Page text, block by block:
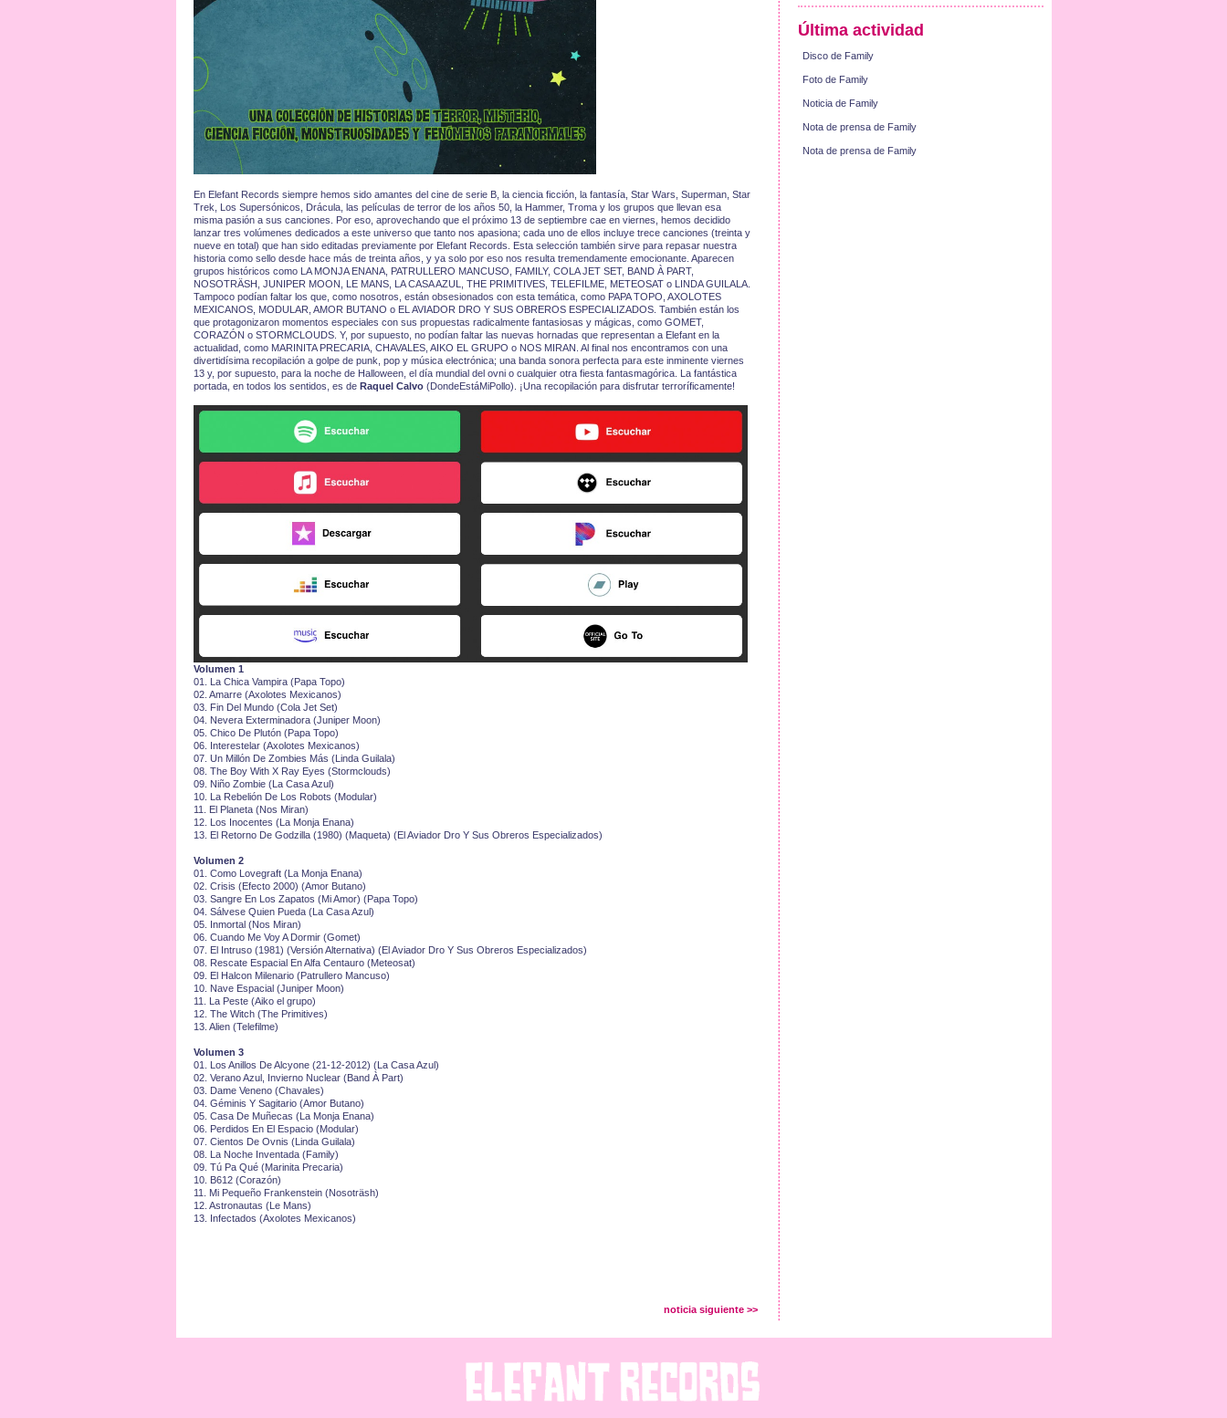
En Elefant Records siempre hemos sido amantes del cine de serie B, la ciencia ficción, la fantasía, Star Wars, Superman, Star
Trek, Los Supersónicos, Drácula, las películas de terror de los años 50, la Hammer, Troma y los grupos que llevan esa
misma pasión a sus canciones. Por eso, aprovechando que el próximo 13 de septiembre cae en viernes, hemos decidido
lanzar tres volúmenes dedicados a este universo que tanto nos apasiona; cada uno de ellos incluye trece canciones (treinta y
nueve en total) que han sido editadas previamente por Elefant Records. Esta selección también sirve para repasar nuestra
historia como sello desde hace más de treinta años, y ya solo por eso nos resulta tremendamente emocionante. Aparecen
grupos históricos como LA MONJA ENANA, PATRULLERO MANCUSO, FAMILY, COLA JET SET, BAND À PART,
NOSOTRÄSH, JUNIPER MOON, LE MANS, LA CASA AZUL, THE PRIMITIVES, TELEFILME, METEOSAT o LINDA GUILALA.
Tampoco podían faltar los que, como nosotros, están obsesionados con esta temática, como PAPA TOPO, AXOLOTES
MEXICANOS, MODULAR, AMOR BUTANO o EL AVIADOR DRO Y SUS OBREROS ESPECIALIZADOS. También están los
que protagonizaron momentos especiales con sus propuestas radicalmente fantasiosas y mágicas, como GOMET,
CORAZÓN o STORMCLOUDS. Y, por supuesto, no podían faltar las nuevas hornadas que representan a Elefant en la
actualidad, como MARINITA PRECARIA, CHAVALES, AIKO EL GRUPO o NOS MIRAN. Al final nos encontramos con una
divertidísima recopilación a golpe de punk, pop y música electrónica; una banda sonora perfecta para este inminente viernes
13 y, por supuesto, para la noche de Halloween, el día mundial del ovni o cualquier otra fiesta fantasmagórica. La fantástica
portada, en todos los sentidos, es de Raquel Calvo(DondeEstáMiPollo). ¡Una recopilación para disfrutar terroríficamente!
Volumen 1
01.⁠ ⁠La Chica Vampira (Papa Topo)
02.⁠ ⁠Amarre (Axolotes Mexicanos)
03.⁠ ⁠Fin Del Mundo (Cola Jet Set)
04.⁠ ⁠Nevera Exterminadora (Juniper Moon)
05.⁠ ⁠Chico De Plutón (Papa Topo)
06.⁠ ⁠Interestelar (Axolotes Mexicanos)
07.⁠ ⁠Un Millón De Zombies Más (Linda Guilala)
08.⁠ ⁠The Boy With X Ray Eyes (Stormclouds)
09.⁠ ⁠Niño Zombie (La Casa Azul)
10.⁠ ⁠La Rebelión De Los Robots (Modular)
11.⁠ ⁠El Planeta (Nos Miran)
12.⁠ ⁠Los Inocentes (La Monja Enana)
13.⁠ ⁠El Retorno De Godzilla (1980) (Maqueta) (El Aviador Dro Y Sus Obreros Especializados)
Volumen 2
01.⁠ ⁠Como Lovegraft (La Monja Enana)
02.⁠ ⁠Crisis (Efecto 2000) (Amor Butano)
03.⁠ ⁠Sangre En Los Zapatos (Mi Amor) (Papa Topo)
04.⁠ ⁠Sálvese Quien Pueda (La Casa Azul)
05.⁠ ⁠Inmortal (Nos Miran)
06.⁠ ⁠Cuando Me Voy A Dormir (Gomet)
07.⁠ ⁠El Intruso (1981) (Versión Alternativa) (El Aviador Dro Y Sus Obreros Especializados)
08.⁠ ⁠Rescate Espacial En Alfa Centauro (Meteosat)
09.⁠ ⁠El Halcon Milenario (Patrullero Mancuso)
10.⁠ ⁠Nave Espacial (Juniper Moon)
11.⁠ ⁠La Peste (Aiko el grupo)
12.⁠ ⁠The Witch (The Primitives)
13.⁠ ⁠Alien (Telefilme)
Volumen 3
01.⁠ ⁠Los Anillos De Alcyone (21-12-2012) (La Casa Azul)
02.⁠ ⁠Verano Azul, Invierno Nuclear (Band À Part)
03.⁠ ⁠Dame Veneno (Chavales)
04.⁠ ⁠Géminis Y Sagitario (Amor Butano)
05.⁠ ⁠Casa De Muñecas (La Monja Enana)
06.⁠ ⁠Perdidos En El Espacio (Modular)
07.⁠ ⁠Cientos De Ovnis (Linda Guilala)
08.⁠ ⁠La Noche Inventada (Family)
09.⁠ ⁠Tú Pa Qué (Marinita Precaria)
10.⁠ ⁠B612 (Corazón)
11.⁠ ⁠Mi Pequeño Frankenstein (Nosoträsh)
12.⁠ ⁠Astronautas (Le Mans)
13.⁠ ⁠Infectados (Axolotes Mexicanos)
noticia siguiente >>
Última actividad
Disco de Family
Foto de Family
Noticia de Family
Nota de prensa de Family
Nota de prensa de Family